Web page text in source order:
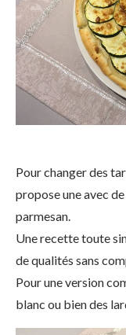
Pour changer des
propose une avec
parmesan.
Une recette toute
de qualités sans
Pour une version
blanc ou bien des